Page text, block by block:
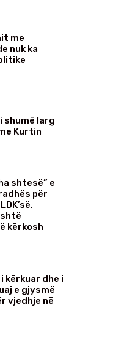
me
nuk ka
shumë larg
Kurtin
shtesë” e
për
kërkosh
kërkuar dhe i
e gjysmë
vjedhje në